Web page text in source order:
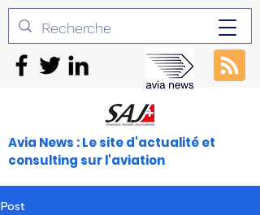
Avia News : Le site d'actualité et
consulting sur l'aviation
Post